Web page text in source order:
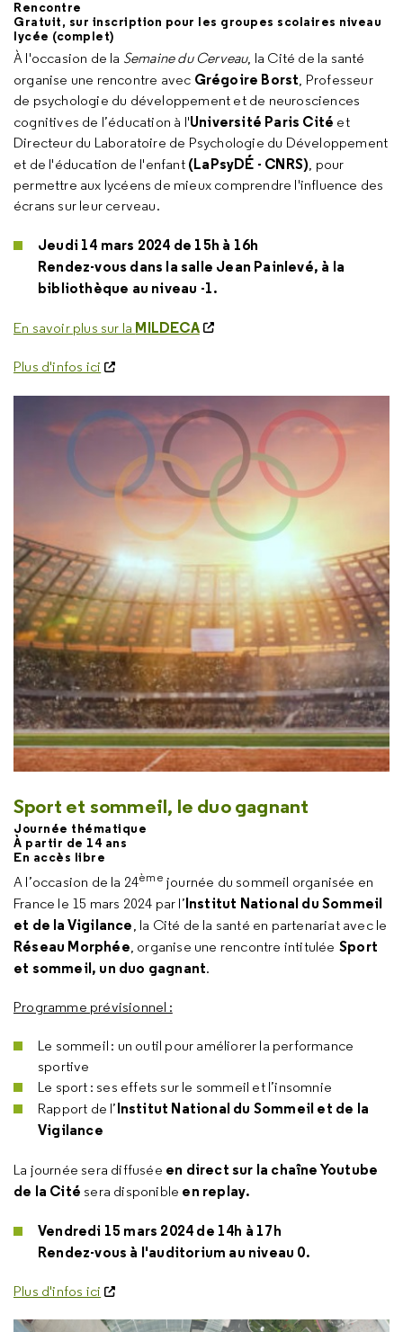
Rencontre
Gratuit, sur inscription pour les groupes scolaires niveau
lycée (complet)
À l'occasion de la Semaine du Cerveau, la Cité de la santé
organise une rencontre avec Grégoire Borst, Professeur
de psychologie du développement et de neurosciences
cognitives de l’éducation à l'Université Paris Cité et
Directeur du Laboratoire de Psychologie du Développement
et de l'éducation de l'enfant (LaPsyDÉ - CNRS), pour
permettre aux lycéens de mieux comprendre l'influence des
écrans sur leur cerveau.
Jeudi 14 mars 2024 de 15h à 16h
Rendez-vous dans la salle Jean Painlevé, à la
bibliothèque au niveau -1.
En savoir plus sur la MILDECA
Plus d'infos ici
Sport et sommeil, le duo gagnant
Journée thématique
À partir de 14 ans
En accès libre
A l’occasion de la 24ème journée du sommeil organisée en
France le 15 mars 2024 par l’Institut National du Sommeil
et de la Vigilance, la Cité de la santé en partenariat avec le
Réseau Morphée, organise une rencontre intitulée Sport
et sommeil, un duo gagnant.
Programme prévisionnel :
Le sommeil : un outil pour améliorer la performance
sportive
Le sport : ses effets sur le sommeil et l’insomnie
Rapport de l’Institut National du Sommeil et de la
Vigilance
La journée sera diffusée en direct sur la chaîne Youtube
de la Cité sera disponible en replay.
Vendredi 15 mars 2024 de 14h à 17h
Rendez-vous à l'auditorium au niveau 0.
Plus d'infos ici